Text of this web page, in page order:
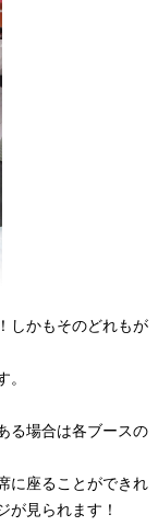
しかもそのどれもが
る場合は各ブースの
に座ることができれ
が見られます！